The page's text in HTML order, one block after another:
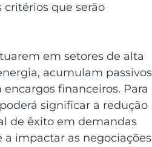
que serão
em setores de alta
acumulam
financeiros. Para
significar a redução
de êxito em demandas
a impactar as